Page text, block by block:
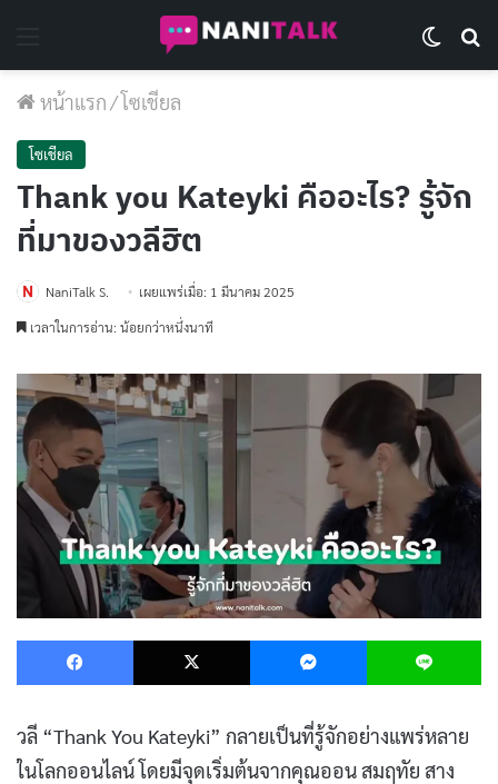
หน้าแรก/โซเชียล
โซเชียล
Thank you Kateyki คืออะไร? รู้จัก
ที่มาของวลีฮิต
NaniTalk S.
เผยแพร่เมื่อ: 1 มีนาคม 2025
เวลาในการอ่าน: น้อยกว่าหนึ่งนาที
Facebook X Messenger
วลี “Thank You Kateyki” กลายเป็นที่รู้จักอย่างแพร่หลาย
ในโลกออนไลน์ โดยมีจุดเริ่มต้นจากคุณออน สมฤทัย สาง